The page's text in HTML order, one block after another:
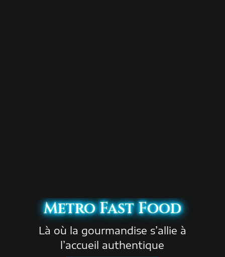
Metro Fast Food
Là où la gourmandise s’allie à
l’accueil authentique